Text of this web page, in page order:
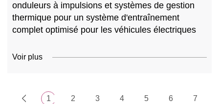
onduleurs à impulsions et systèmes de gestion
thermique pour un système d'entraînement
complet optimisé pour les véhicules électriques
Voir plus
1 2 3 4 5 6 7